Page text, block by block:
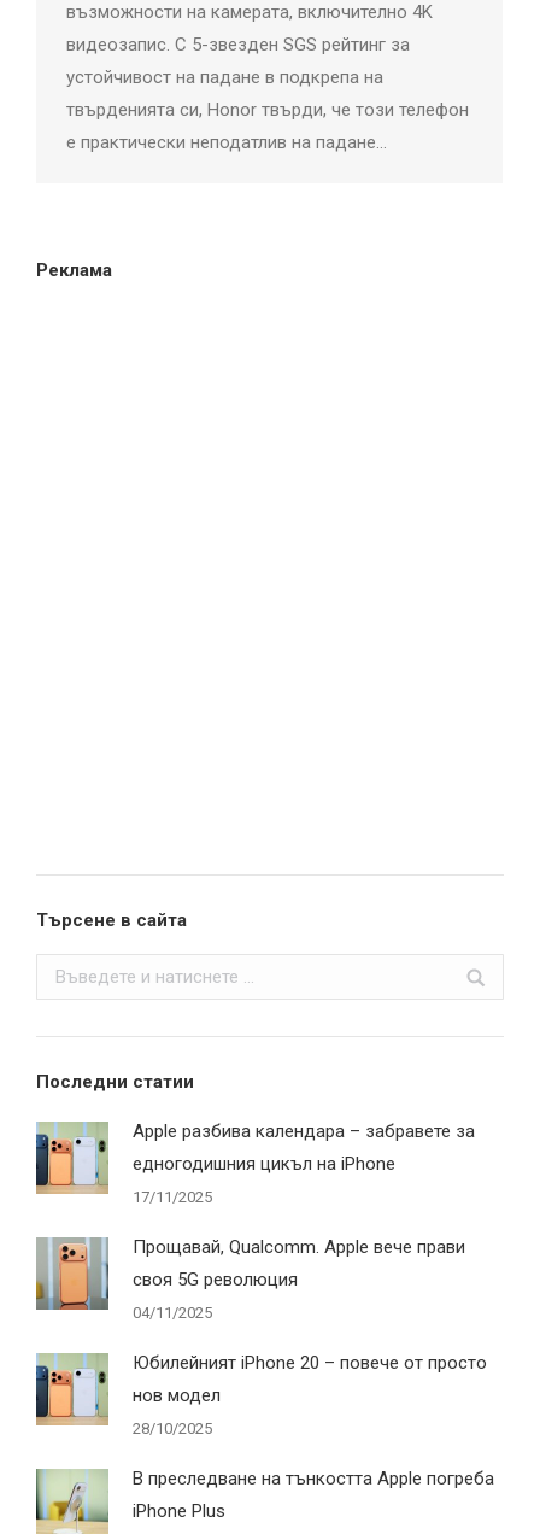
възможности на камерата, включително 4K
видеозапис. С 5-звезден SGS рейтинг за
устойчивост на падане в подкрепа на
твърденията си, Honor твърди, че този телефон
е практически неподатлив на падане…
Реклама
Търсене в сайта
Search:
Последни статии
Apple разбива календара – забравете за
едногодишния цикъл на iPhone
17/11/2025
Прощавай, Qualcomm. Apple вече прави
своя 5G революция
04/11/2025
Юбилейният iPhone 20 – повече от просто
нов модел
28/10/2025
В преследване на тънкостта Apple погреба
iPhone Plus